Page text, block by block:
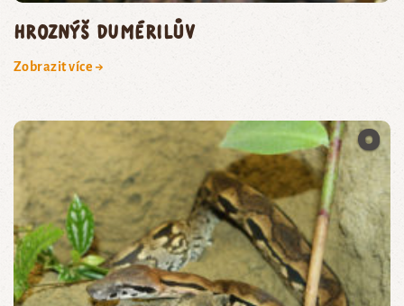
hroznýš Dumérilův
Zobrazit více →